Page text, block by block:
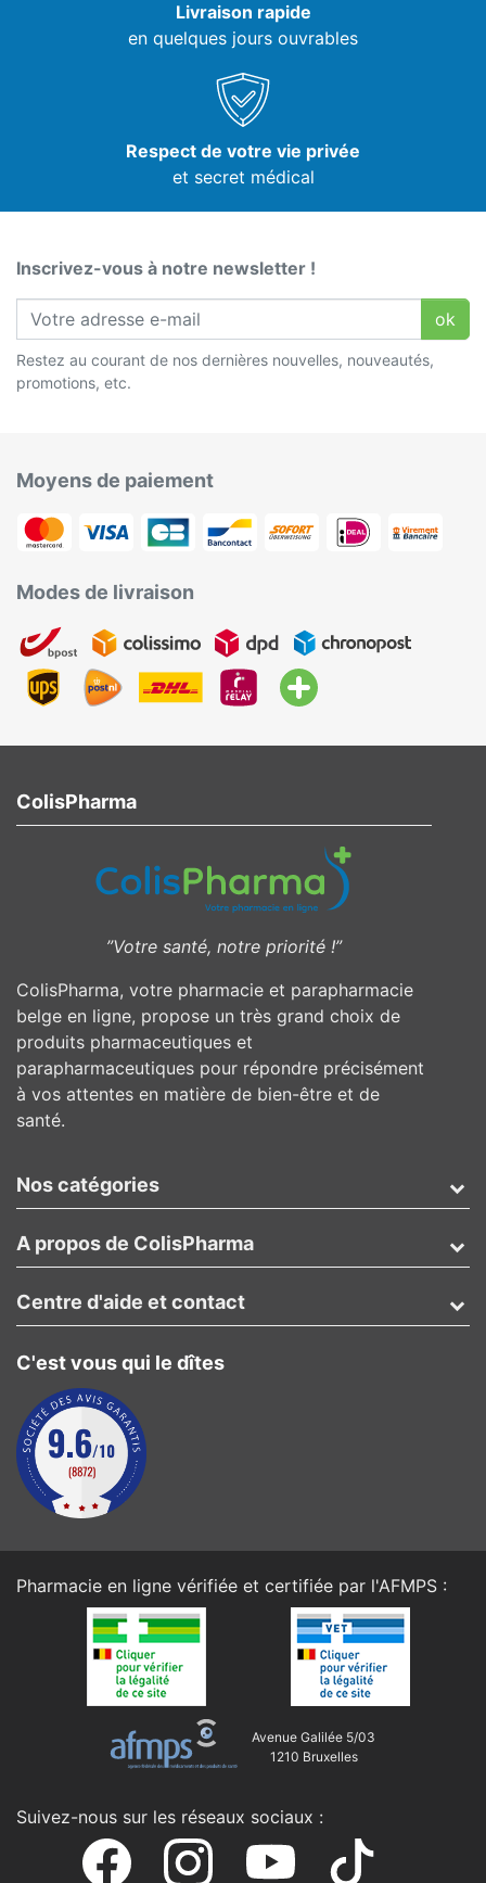
Livraison rapide
en quelques jours ouvrables
Respect de votre vie privée
et secret médical
Inscrivez-vous à notre newsletter !
ok
Restez au courant de nos dernières nouvelles, nouveautés,
promotions, etc.
Moyens de paiement
Modes de livraison
ColisPharma
”Votre santé, notre priorité !”
ColisPharma, votre pharmacie et parapharmacie
belge en ligne, propose un très grand choix de
produits pharmaceutiques et
parapharmaceutiques pour répondre précisément
à vos attentes en matière de bien-être et de
santé.
Nos catégories
A propos de ColisPharma
C'est vous qui le dîtes
Centre d'aide et contact
Pharmacie en ligne vérifiée et certifiée par l'AFMPS :
Avenue Galilée 5/03
1210 Bruxelles
Suivez-nous sur les réseaux sociaux :